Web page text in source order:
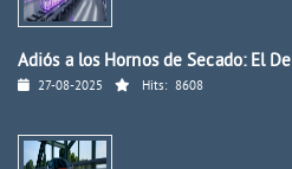
Adiós a los Hornos de Secado: El De
27-08-2025 Hits: 8608